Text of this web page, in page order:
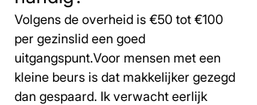
Volgens de overheid is €50 tot €100
per gezinslid een goed
uitgangspunt.Voor mensen met een
kleine beurs is dat makkelijker gezegd
dan gespaard. Ik verwacht eerlijk